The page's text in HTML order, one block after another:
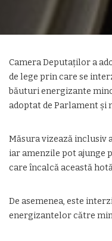
Camera Deputaților a
de lege prin care se
băuturi energizante
adoptat de Parlament și
Măsura vizează inclusiv
iar amenzile pot ajunge
care încalcă această
De asemenea, este
energizantelor către